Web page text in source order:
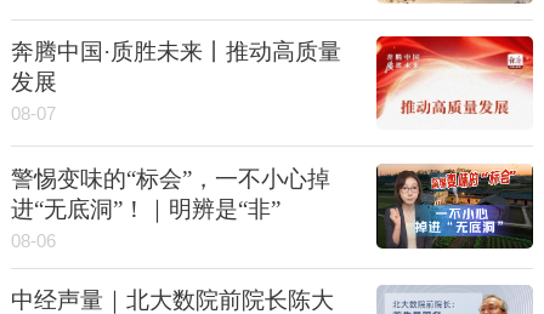
奔腾中国·质胜未来丨推动高质量
发展
08-07
警惕变味的“标会”，一不小心掉
进“无底洞”！｜明辨是“非”
08-06
中经声量｜北大数院前院长陈大